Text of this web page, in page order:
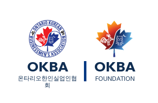
OKBA OKBA
​온타리오한인실업인협
회
FOUNDATION